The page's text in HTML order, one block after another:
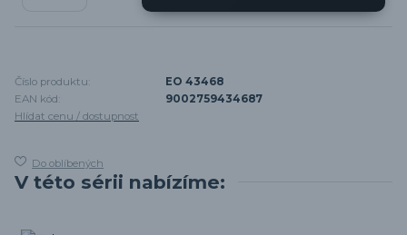
Číslo produktu:
EO 43468
EAN kód:
9002759434687
Hlídat cenu / dostupnost
Do oblíbených
V této sérii nabízíme: